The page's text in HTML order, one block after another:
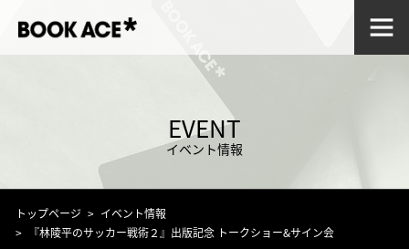
EVENT
イベント情報
トップページ
イベント情報
『林陵平のサッカー戦術２』出版記念 トークショー&サイン会